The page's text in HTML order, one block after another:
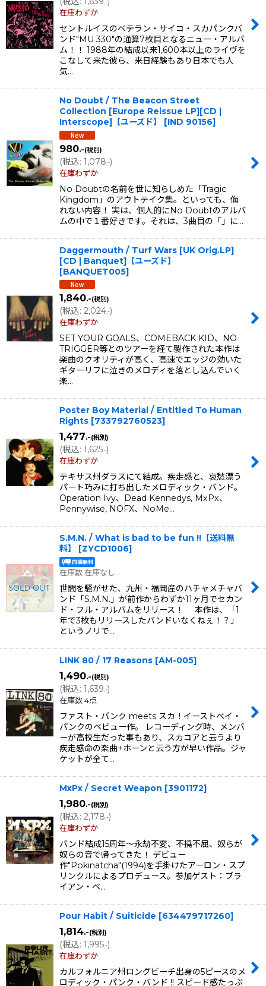
.-
在庫わずか
セントルイスのベテラン・サイコ・スカパンクバ
ンド"MU 330"の通算7枚目となるニュー・アルバ
ム！！ 1988年の結成以来1,600本以上のライヴを
こなして来た彼ら、来日経験もあり日本でも人
気…
No Doubt / The Beacon Street
Collection [Europe Reissue LP][CD |
Interscope]【ユーズド】
[IND 90156]
980.-(税別)
(税込: 1,078.-)
在庫わずか
No Doubtの名前を世に知らしめた「Tragic
Kingdom」のアウトテイク集。といっても、侮
れない内容！ 実は、個人的にNo Doubtのアルバ
ムの中で１番好きです。それは、3曲目の「」に…
Daggermouth / Turf Wars [UK Orig.LP]
[CD | Banquet]【ユーズド】
[BANQUET005]
1,840.-(税別)
(税込: 2,024.-)
在庫わずか
SET YOUR GOALS、COMEBACK KID、NO
TRIGGER等とのツアーを経て製作された本作は
楽曲のクオリティが高く、高速でエッジの効いた
ギターリフに泣きのメロディを落とし込んでいく
楽…
Poster Boy Material / Entitled To Human
Rights [733792760523]
1,477.-(税別)
(税込: 1,625.-)
在庫わずか
テキサス州ダラスにて結成。疾走感と、哀愁漂う
パート巧みに打ち出したメロディック・バンド。
Operation Ivy、Dead Kennedys, MxPx、
Pennywise, NOFX、NoMe…
S.M.N. / What is bad to be fun !!【送料無
料】
[ZYCD1006]
在庫数 在庫なし
世間を騒がせた、九州・福岡産のハチャメチャバ
ンド「S.M.N.」が前作からわずか11ヶ月でセカン
ド・フル・アルバムをリリース！ 本作は、「1
年で3枚もリリースしたバンドいなくねぇ！？」
というノリで…
LINK 80 / 17 Reasons [AM-005]
1,490.-(税別)
(税込: 1,639.-)
在庫数 4点
ファスト・パンク meets スカ！イーストベイ・
パンクのベビュー作。 レコーディング時、メンバ
ーが高校生だった事もあり、スカコアと云うより
疾走感命の楽曲+ホーンと云う方が早い作品。ジャ
ケットが全て…
MxPx / Secret Weapon [3901172]
1,980.-(税別)
(税込: 2,178.-)
在庫わずか
バンド結成15周年〜永劫不変、不撓不屈、奴らが
奴らの音で帰ってきた！ デビュー
作"Pokinatcha"(1994)を手掛けたアーロン・スプ
リンクルによるプロデュース。参加ゲスト：ブラ
イアン・ベ…
Pour Habit / Suiticide [634479717260]
1,814.-(税別)
(税込: 1,995.-)
在庫わずか
カルフォルニア州ロングビーチ出身の5ピースのメ
ロディック・パンク・バンド !! スピード感たっぷ